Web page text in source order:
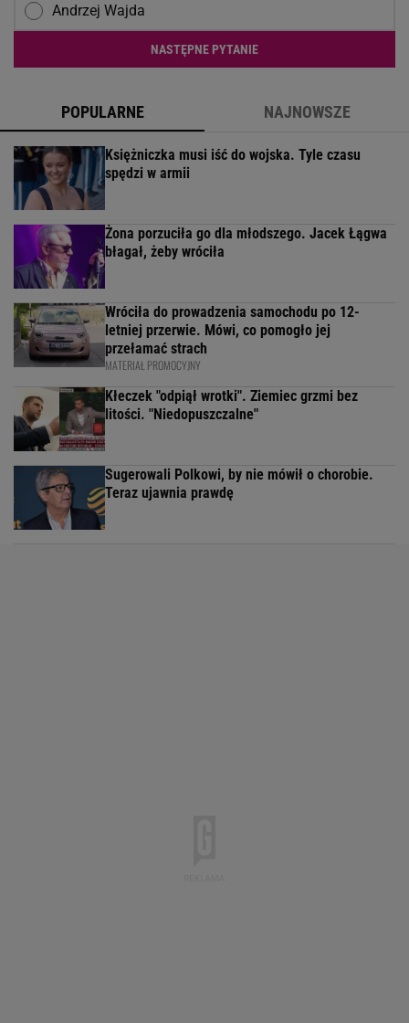
Andrzej Wajda
NASTĘPNE PYTANIE
POPULARNE NAJNOWSZE
Księżniczka musi iść do wojska. Tyle czasu
spędzi w armii
Żona porzuciła go dla młodszego. Jacek Łągwa
błagał, żeby wróciła
Wróciła do prowadzenia samochodu po 12-
letniej przerwie. Mówi, co pomogło jej
przełamać strach
MATERIAŁ PROMOCYJNY
Kłeczek "odpiął wrotki". Ziemiec grzmi bez
litości. "Niedopuszczalne"
Sugerowali Polkowi, by nie mówił o chorobie.
Teraz ujawnia prawdę